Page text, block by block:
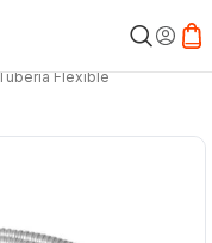
Flexible